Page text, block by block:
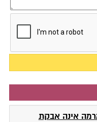
אינה אבקת